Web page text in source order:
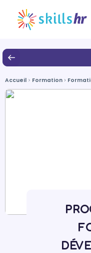
Accueil Formation